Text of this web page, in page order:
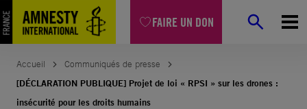
FAIRE UN DON
Aller
au
contenu
Accueil
Communiqués de presse
[DÉCLARATION PUBLIQUE] Projet de loi « RPSI » sur les drones :
insécurité pour les droits humains